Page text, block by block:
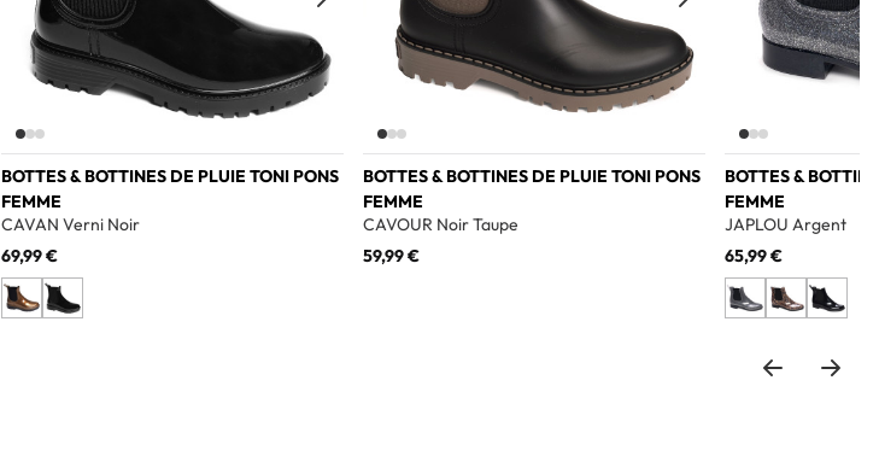
BOTTES & BOTTINES DE PLUIE TONI PONS
FEMME
CAVAN Verni Noir
69,99 €
BOTTES & BOTTINES DE PLUIE TONI PONS
FEMME
CAVOUR Noir Taupe
59,99 €
BOTTES &
FEMME
JAPLOU Argent
65,99 €